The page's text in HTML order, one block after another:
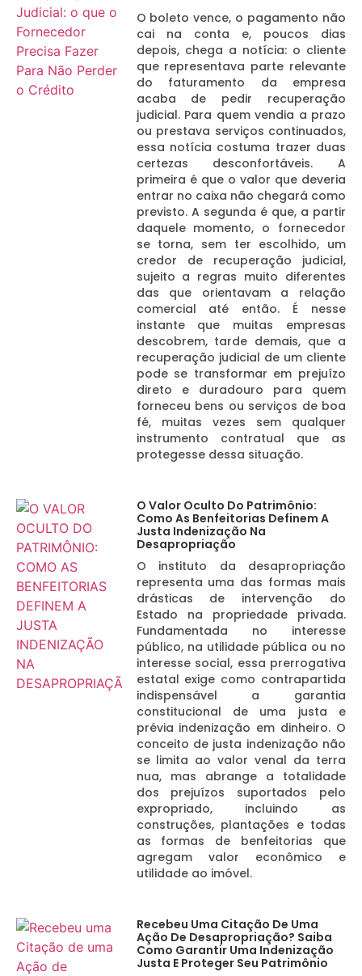
O boleto vence, o pagamento não
cai na conta e, poucos dias
depois, chega a notícia: o cliente
que representava parte relevante
do faturamento da empresa
acaba de pedir recuperação
judicial. Para quem vendia a prazo
ou prestava serviços continuados,
essa notícia costuma trazer duas
certezas desconfortáveis. A
primeira é que o valor que deveria
entrar no caixa não chegará como
previsto. A segunda é que, a partir
daquele momento, o fornecedor
se torna, sem ter escolhido, um
credor de recuperação judicial,
sujeito a regras muito diferentes
das que orientavam a relação
comercial até então. É nesse
instante que muitas empresas
descobrem, tarde demais, que a
recuperação judicial de um cliente
pode se transformar em prejuízo
direto e duradouro para quem
forneceu bens ou serviços de boa
fé, muitas vezes sem qualquer
instrumento contratual que as
protegesse dessa situação.
O Valor Oculto Do Patrimônio:
Como As Benfeitorias Definem A
Justa Indenização Na
Desapropriação
O instituto da desapropriação
representa uma das formas mais
drásticas de intervenção do
Estado na propriedade privada.
Fundamentada no interesse
público, na utilidade pública ou no
interesse social, essa prerrogativa
estatal exige como contrapartida
indispensável a garantia
constitucional de uma justa e
prévia indenização em dinheiro. O
conceito de justa indenização não
se limita ao valor venal da terra
nua, mas abrange a totalidade
dos prejuízos suportados pelo
expropriado, incluindo as
construções, plantações e todas
as formas de benfeitorias que
agregam valor econômico e
utilidade ao imóvel.
Recebeu Uma Citação De Uma
Ação De Desapropriação? Saiba
Como Garantir Uma Indenização
Justa E Proteger Seu Patrimônio